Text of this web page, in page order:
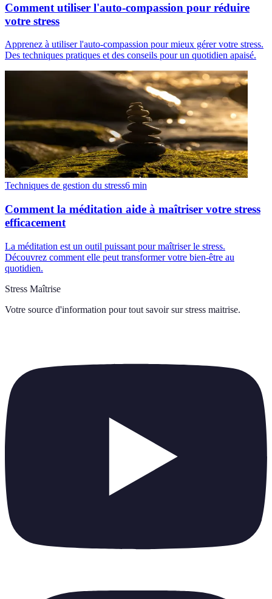
Comment utiliser l'auto-compassion pour réduire
votre stress
Apprenez à utiliser l'auto-compassion pour mieux gérer votre stress.
Des techniques pratiques et des conseils pour un quotidien apaisé.
Techniques de gestion du stress6 min
Comment la méditation aide à maîtriser votre stress
efficacement
La méditation est un outil puissant pour maîtriser le stress.
Découvrez comment elle peut transformer votre bien-être au
quotidien.
Stress Maîtrise
Votre source d'information pour tout savoir sur stress maitrise.